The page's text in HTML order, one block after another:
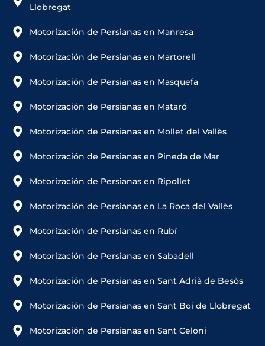
Llobregat
Motorización de Persianas en Manresa
Motorización de Persianas en Martorell
Motorización de Persianas en Masquefa
Motorización de Persianas en Mataró
Motorización de Persianas en Mollet del Vallès
Motorización de Persianas en Pineda de Mar
Motorización de Persianas en Ripollet
Motorización de Persianas en La Roca del Vallès
Motorización de Persianas en Rubí
Motorización de Persianas en Sabadell
Motorización de Persianas en Sant Adrià de Besòs
Motorización de Persianas en Sant Boi de Llobregat
Motorización de Persianas en Sant Celoni